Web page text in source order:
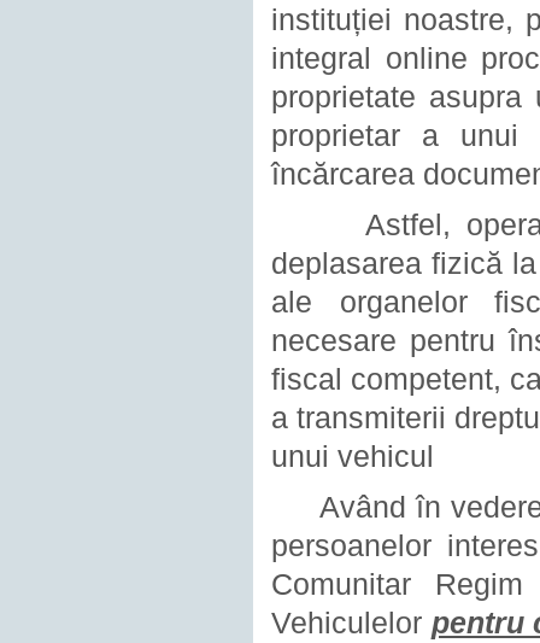
instituției noastre,
integral online
proprietate
proprietar a unui
încărcarea
Astfel,
deplasarea fizică
ale organelor
necesare pentru
fiscal competent,
a transmiterii
unui vehicul
Având în vedere
persoanelor
Comunitar
Vehiculelor pentru